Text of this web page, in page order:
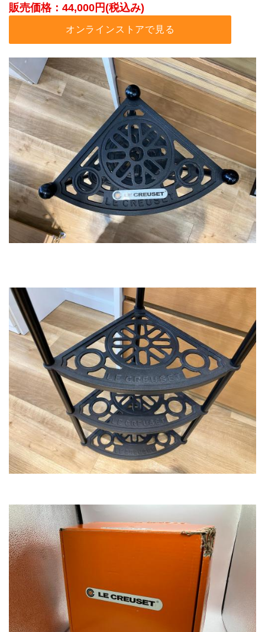
販売価格：44,000円(税込み)
オンラインストアで見る